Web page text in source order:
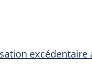
excédentaire